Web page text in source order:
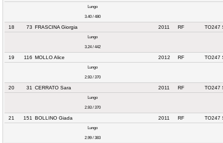
Lungo
3.40 / 480
18 73 FRASCINA Giorgia 2011 RF TO247
Lungo
3.24 / 442
19 116 MOLLO Alice 2012 RF TO247
Lungo
2.93 / 370
20 31 CERRATO Sara 2011 RF TO247
Lungo
2.93 / 370
21 151 BOLLINO Giada 2011 RF TO247
Lungo
2.99 / 383